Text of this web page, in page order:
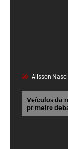
Alisson
Veículos da
primeiro